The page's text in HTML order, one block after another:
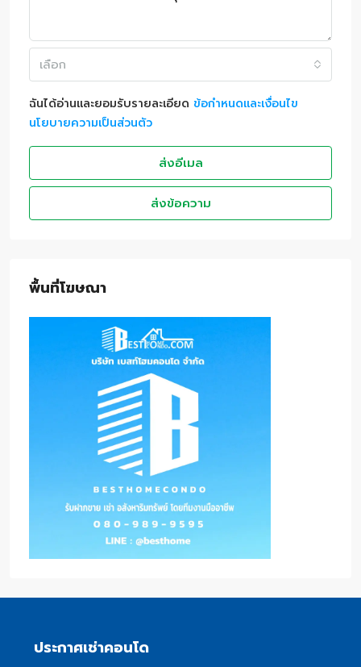
เลือก
ฉันได้อ่านและยอมรับรายละเอียด ข้อกำหนดและเงื่อนไข
นโยบายความเป็นส่วนตัว
ส่งอีเมล
ส่งข้อความ
พื้นที่โฆษณา
ประกาศเช่าคอนโด